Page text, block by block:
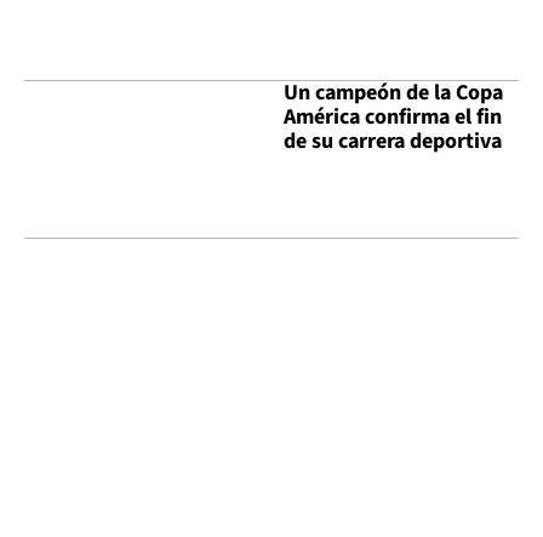
Un campeón de la Copa
América confirma el fin
de su carrera deportiva